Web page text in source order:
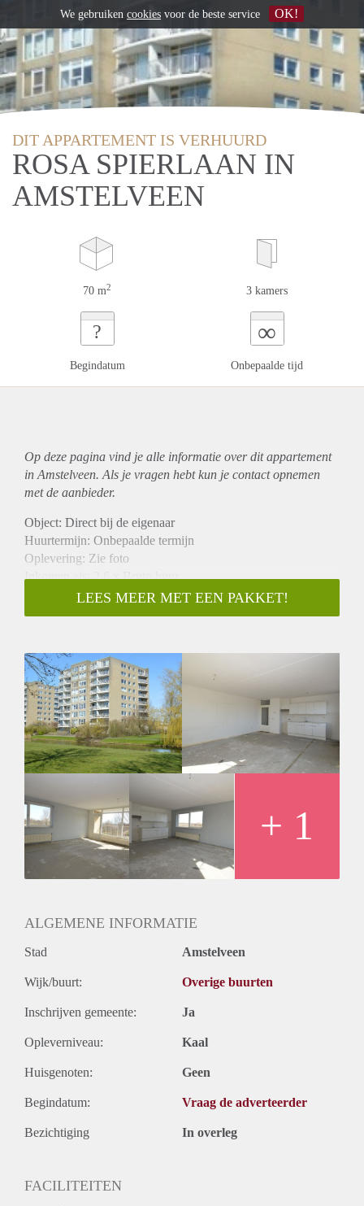
DIT APPARTEMENT IS VERHUURD
ROSA SPIERLAAN IN
AMSTELVEEN
70 m2 3 kamers
?
Begindatum
∞
Onbepaalde tijd
Op deze pagina vind je alle informatie over ditappartement
in Amstelveen. Als je vragen hebt kun je contact opnemen
met de aanbieder.
Object: Direct bij de eigenaar
Huurtermijn: Onbepaalde termijn
Oplevering: Zie foto
Inkomen eis: 2,6 x Bruto huur
Garantiestelling mogelijk: Ja
Borg: 1 Maand
Huisdieren toegestaan: Afhankelijk van de Eigenaar
Huurtoeslag grens: Nee
Geschikt voor studenten: Afhankelijk van de Eigenaar
LEES MEER MET EEN PAKKET!
+ 1
ALGEMENE INFORMATIE
Stad Amstelveen
Wijk/buurt: Overige buurten
Inschrijven gemeente: Ja
Opleverniveau: Kaal
Huisgenoten: Geen
Begindatum: Vraag de adverteerder
Bezichtiging In overleg
FACILITEITEN
We gebruiken cookies voor de beste service OK!